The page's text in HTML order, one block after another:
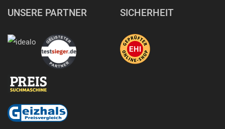
UNSERE PARTNER SICHERHEIT